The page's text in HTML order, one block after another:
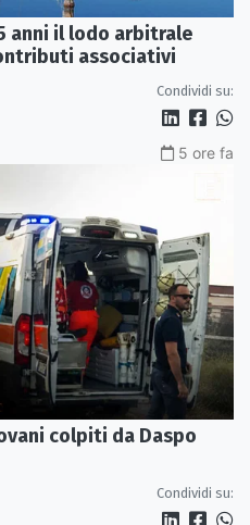
anni il lodo arbitrale
associativi
Condividi su:
5 ore fa
colpiti da Daspo
Condividi su: